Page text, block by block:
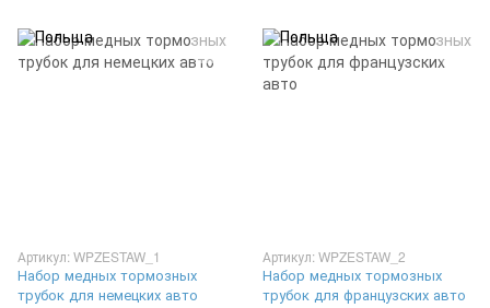
Артикул: WPZESTAW_1
Набор медных тормозных
трубок для немецких авто
Артикул: WPZESTAW_2
Набор медных тормозных
трубок для французских авто